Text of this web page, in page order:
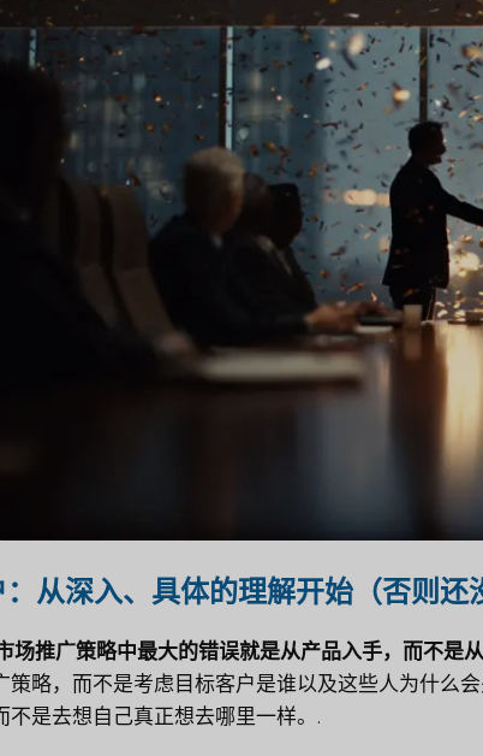
从深入、具体的理解开始（否则还
场推广策略中最大的错误就是从产品入手，而不是
策略，而不是考虑目标客户是谁以及这些人为什么
不是去想自己真正想去哪里一样。.